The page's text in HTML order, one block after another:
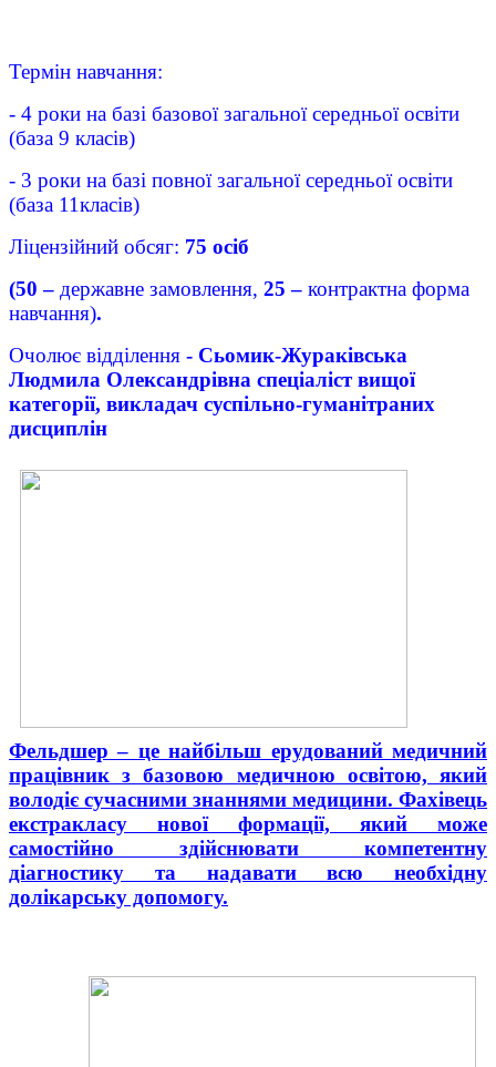
Термін навчання:
- 4 роки на базі базової загальної середньої освіти
(база 9 класів)
- 3 роки на базі повної загальної середньої освіти
(база 11класів)
Ліцензійний обсяг: 75 осіб
(50 – державне замовлення, 25 – контрактна форма
навчання).
Очолює відділення - Сьомик-Жураківська
Людмила Олександрівна спеціаліст вищої
категорії, викладач суспільно-гуманітраних
дисциплін
Фельдшер – це найбільш ерудований медичний
працівник з базовою медичною освітою, який
володіє сучасними знаннями медицини. Фахівець
екстракласу нової формації, який може
самостійно здійснювати компетентну
діагностику та надавати всю необхідну
долікарську допомогу.